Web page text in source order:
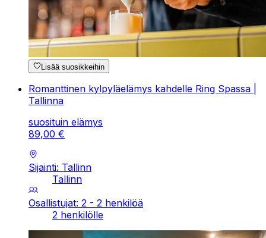
Lisää suosikkeihin
Romanttinen kylpyläelämys kahdelle Ring Spassa |
Tallinna
suosituin elämys
89,00 €
Sijainti: Tallinn
Tallinn
Osallistujat: 2 - 2 henkilöä
2 henkilölle